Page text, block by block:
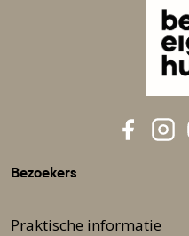
Bezoekers
Praktische informatie